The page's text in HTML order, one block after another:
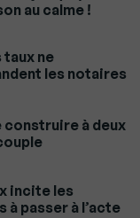
au calme !
taux ne
les notaires
à deux
incite les
à passer à l’acte